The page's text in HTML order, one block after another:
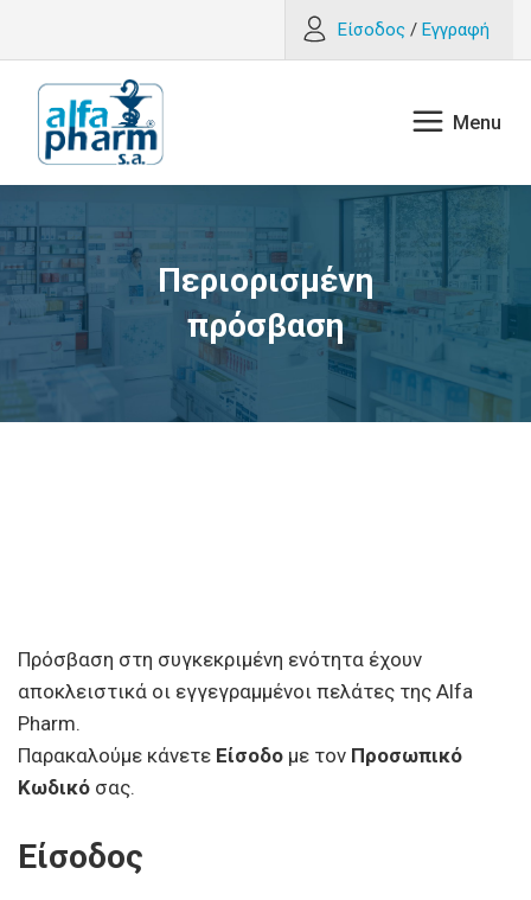
Είσοδος / Εγγραφή
Περιορισμένη
πρόσβαση
Πρόσβαση στη συγκεκριμένη ενότητα έχουν
αποκλειστικά οι εγγεγραμμένοι πελάτες της Alfa
Pharm.
Παρακαλούμε κάνετε Είσοδο με τον Προσωπικό
Κωδικό σας.
Είσοδος